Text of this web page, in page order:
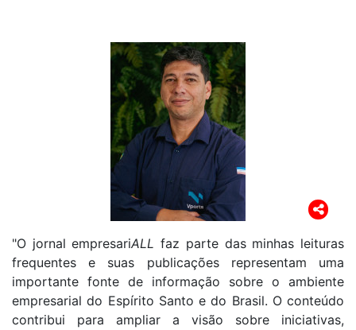
"O jornal empresariALL faz parte das minhas leituras
frequentes e suas publicações representam uma
importante fonte de informação sobre o ambiente
empresarial do Espírito Santo e do Brasil. O conteúdo
contribui para ampliar a visão sobre iniciativas,